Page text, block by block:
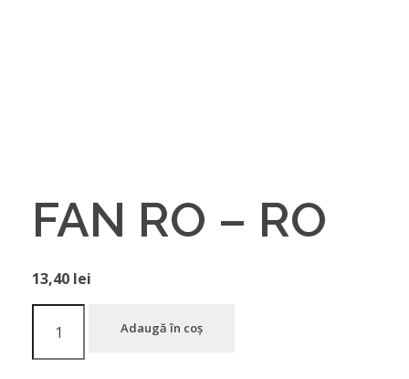
FAN RO – RO
13,40 lei
Adaugă în coș